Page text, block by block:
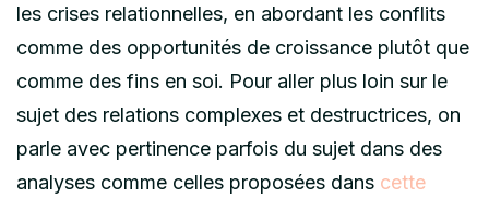
les crises relationnelles, en abordant les conflits
comme des opportunités de croissance plutôt que
comme des fins en soi. Pour aller plus loin sur le
sujet des relations complexes et destructrices, on
parle avec pertinence parfois du sujet dans des
analyses comme celles proposées dans cette